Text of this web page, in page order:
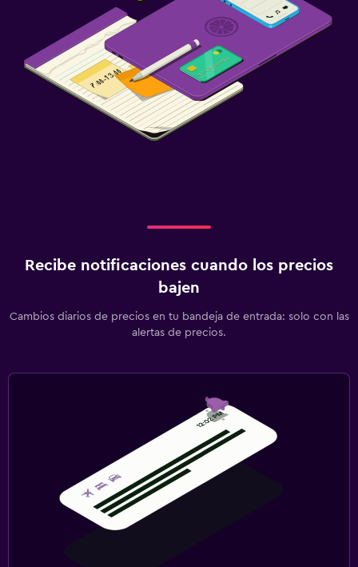
Recibe notificaciones cuando los precios
bajen
Cambios diarios de precios en tu bandeja de entrada: solo con las
alertas de precios.